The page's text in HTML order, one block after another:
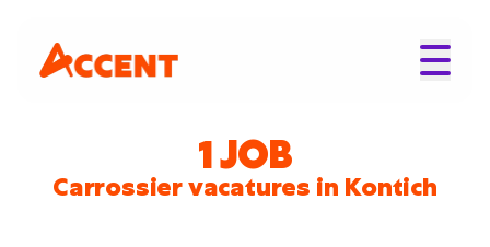
1 JOB
Carrossier vacatures in Kontich